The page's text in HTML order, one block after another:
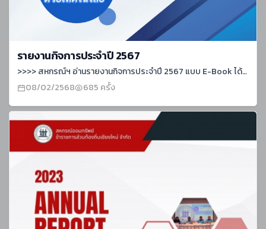
รายงานกิจการประจำปี 2567
>>>> สหกรณ์ฯ อ่านรายงานกิจการประจำปี 2567 แบบ E-Book ได้ที่ลิงค์นี้ค่ะ รายงานกิจการสหกรณ์ ประจำปี 2567 (pubhtml5.com) >>>> สมาคมฌาปนกิจสงเคราะห์ข้าราชการส่วนท้องถิ่นเชียงใหม่ แบบ E-Book ได้ที่ลิงค์นี้ค่ะ เอกสารประกอบประชุมใหญ่สมาคม ปี 2567 (pubhtml5.com)
08/02/2568
685 ครั้ง